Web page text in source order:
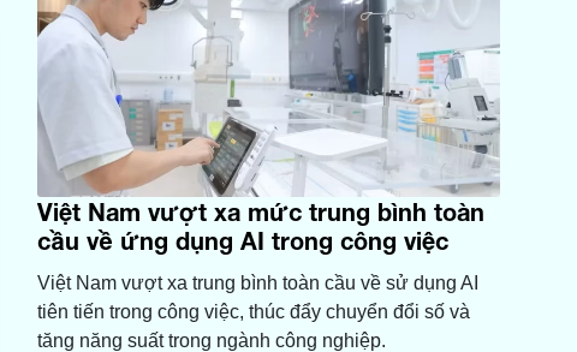
Việt Nam vượt xa mức trung bình toàn
cầu về ứng dụng AI trong công việc
Việt Nam vượt xa trung bình toàn cầu về sử dụng AI
tiên tiến trong công việc, thúc đẩy chuyển đổi số và
tăng năng suất trong ngành công nghiệp.